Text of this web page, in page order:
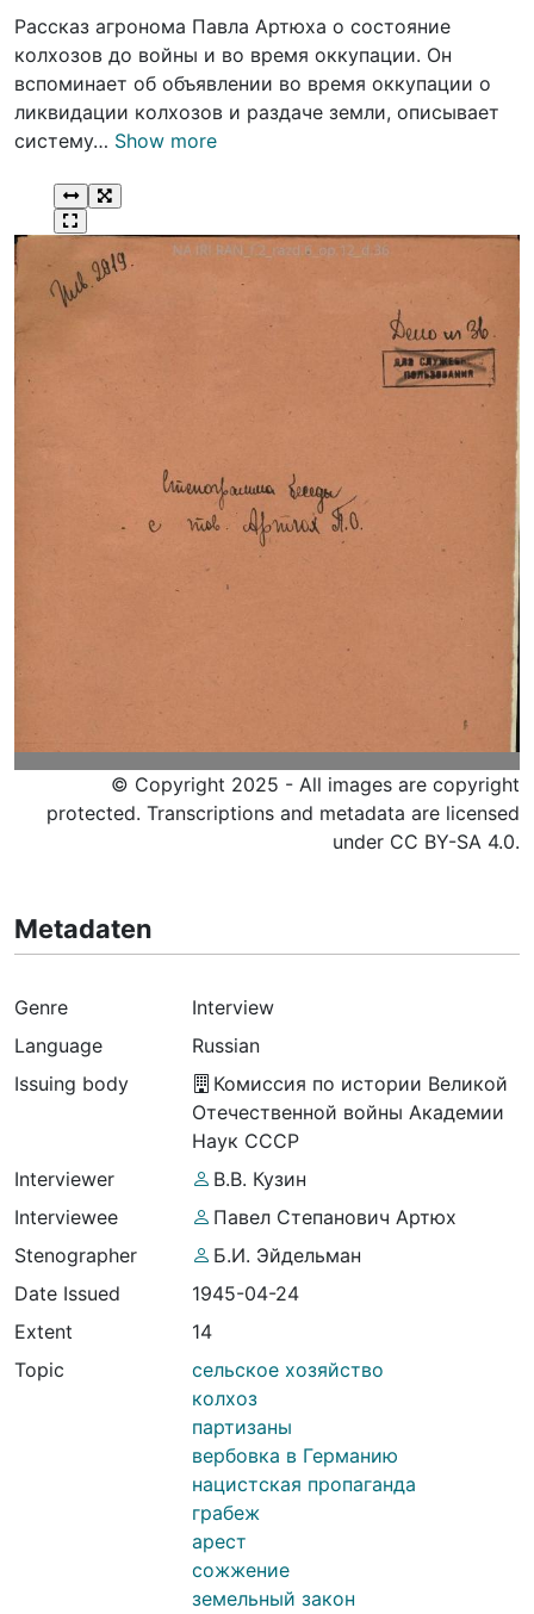
Рассказ агронома Павла Артюха о состояние
колхозов до войны и во время оккупации. Он
вспоминает об объявлении во время оккупации о
ликвидации колхозов и раздаче земли, описывает
систему… Show more
© Copyright 2025 - All images are copyright
protected. Transcriptions and metadata are licensed
under CC BY-SA 4.0.
Metadaten
Genre
Interview
Language
Russian
Issuing body
Комиссия по истории Великой
Отечественной войны Академии
Наук СССР
Interviewer
В.В. Кузин
Interviewee
Павел Степанович Артюх
Stenographer
Б.И. Эйдельман
Date Issued
1945-04-24
Extent
14
Topic
сельское хозяйство
колхоз
партизаны
вербовка в Германию
нацистская пропаганда
грабеж
арест
сожжение
земельный закон